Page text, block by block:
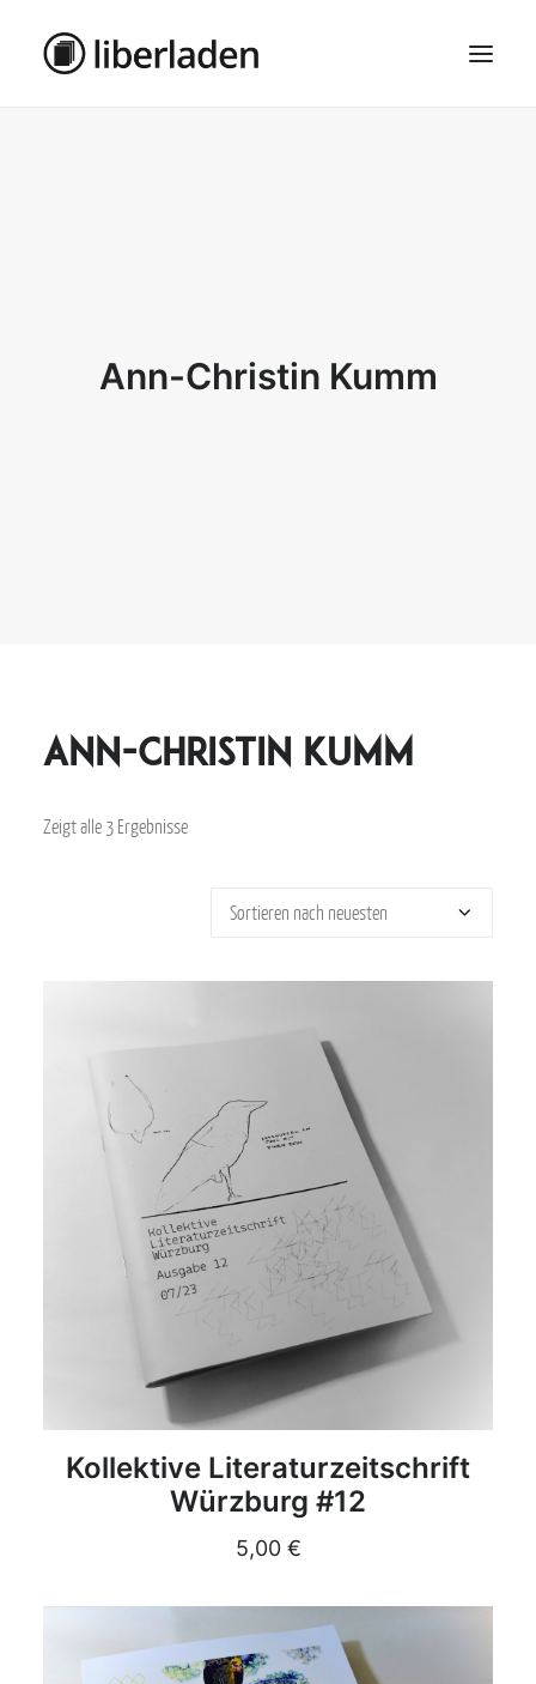
SEARCHAnn-Christin Kumm
Ann-Christin Kumm
Zeigt alle 3 Ergebnisse
DETAILS
Kollektive Literaturzeitschrift
Würzburg #12
5,00 €